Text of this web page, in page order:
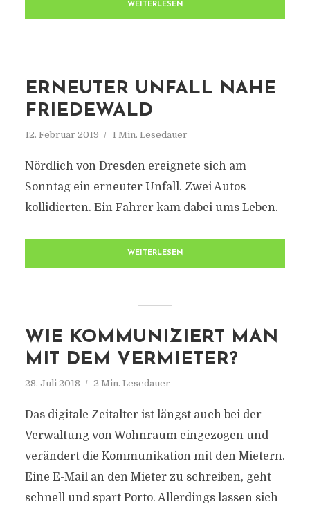
WEITERLESEN
ERNEUTER UNFALL NAHE
FRIEDEWALD
12. Februar 2019 1 Min. Lesedauer
Nördlich von Dresden ereignete sich am
Sonntag ein erneuter Unfall. Zwei Autos
kollidierten. Ein Fahrer kam dabei ums Leben.
WEITERLESEN
WIE KOMMUNIZIERT MAN
MIT DEM VERMIETER?
28. Juli 2018 2 Min. Lesedauer
Das digitale Zeitalter ist längst auch bei der
Verwaltung von Wohnraum eingezogen und
verändert die Kommunikation mit den Mietern.
Eine E-Mail an den Mieter zu schreiben, geht
schnell und spart Porto. Allerdings lassen sich